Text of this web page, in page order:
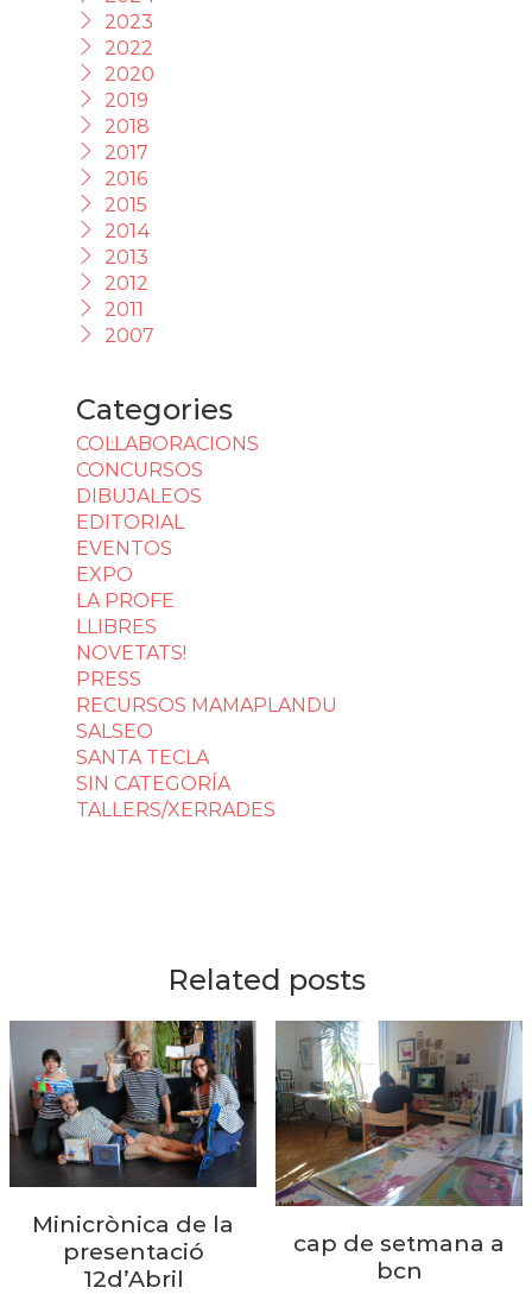
2023
2022
2020
2019
2018
2017
2016
2015
2014
2013
2012
2011
2007
Categories
COL·LABORACIONS
CONCURSOS
DIBUJALEOS
EDITORIAL
EVENTOS
EXPO
LA PROFE
LLIBRES
NOVETATS!
PRESS
RECURSOS MAMAPLANDU
SALSEO
SANTA TECLA
SIN CATEGORÍA
TALLERS/XERRADES
Related posts
Minicrònica de la
presentació
12d’Abril
cap de setmana a
bcn